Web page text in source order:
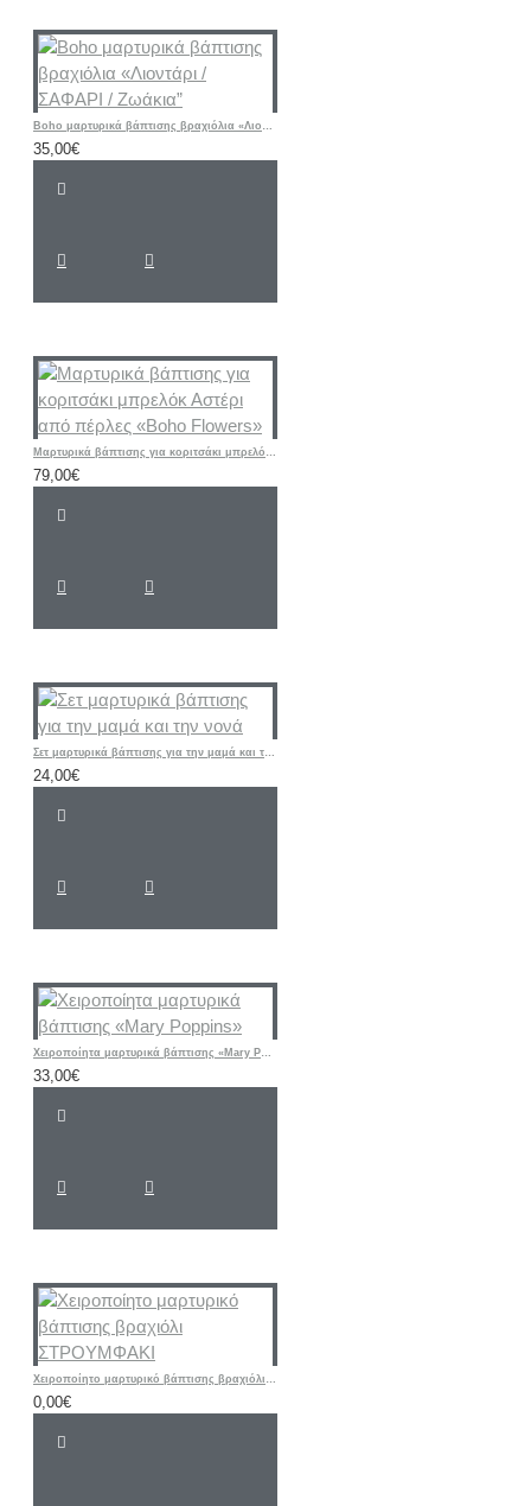
Boho μαρτυρικά βάπτισης βραχιόλια «Λιοντάρι / ΣΑΦΑΡΙ / Ζωάκια”
35,00€
Μαρτυρικά βάπτισης για κοριτσάκι μπρελόκ Αστέρι από πέρλες «Boho Flowers»
79,00€
Σετ μαρτυρικά βάπτισης για την μαμά και την νονά
24,00€
Χειροποίητα μαρτυρικά βάπτισης «Mary Poppins»
33,00€
Χειροποίητο μαρτυρικό βάπτισης βραχιόλι ΣΤΡΟΥΜΦΑΚΙ
0,00€